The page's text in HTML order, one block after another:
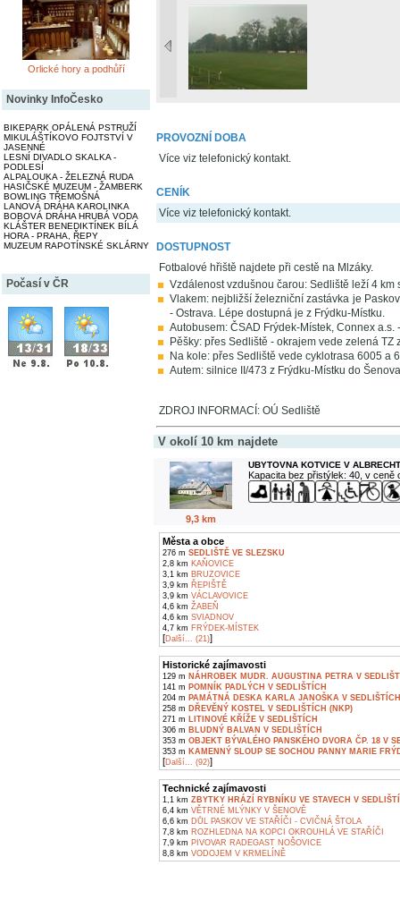
Orlické hory a podhůří
Novinky InfoČesko
BIKEPARK OPÁLENÁ PSTRUŽÍ
MIKULÁŠTÍKOVO FOJTSTVÍ V
JASENNÉ
LESNÍ DIVADLO SKALKA -
PODLESÍ
ALPALOUKA - ŽELEZNÁ RUDA
HASIČSKÉ MUZEUM - ŽAMBERK
BOWLING TŘEMOŠNÁ
LANOVÁ DRÁHA KAROLINKA
BOBOVÁ DRÁHA HRUBÁ VODA
KLÁŠTER BENEDIKTÍNEK BÍLÁ
HORA - PRAHA, ŘEPY
MUZEUM RAPOTÍNSKÉ SKLÁRNY
Počasí v ČR
PROVOZNÍ DOBA
Více viz telefonický kontakt.
CENÍK
Více viz telefonický kontakt.
DOSTUPNOST
Fotbalové hřiště najdete při cestě na Mlzáky.
Vzdálenost vzdušnou čarou: Sedliště leží 4 km
Vlakem: nejbližší železniční zastávka je
- Ostrava. Lépe dostupná je z Frýdku-Místku.
Autobusem: ČSAD Frýdek-Místek, Connex a.s.
Pěšky: přes Sedliště - okrajem vede zelená TZ
Na kole: přes Sedliště vede cyklotrasa 6005 a
Autem: silnice II/473 z Frýdku-Místku do
ZDROJ INFORMACÍ: OÚ Sedliště
V okolí 10 km najdete
9,3 km
UBYTOVNA KOTVICE V
Kapacita bez přistýlek: 40, v ceně
Města a obce
276 m SEDLIŠTĚ VE SLEZSKU
2,8 km KAŇOVICE
3,1 km BRUZOVICE
3,9 km ŘEPIŠTĚ
3,9 km VÁCLAVOVICE
4,6 km ŽABEŇ
4,6 km SVIADNOV
4,7 km FRÝDEK-MÍSTEK
[Další... (21)]
Historické zajímavosti
129 m NÁHROBEK MUDR. AUGUSTINA PETRA V
141 m POMNÍK PADLÝCH V SEDLIŠTÍCH
204 m PAMÁTNÁ DESKA KARLA JANOŠKA V SEDLIŠTÍCH
258 m DŘEVĚNÝ KOSTEL V SEDLIŠTÍCH (NKP)
271 m LITINOVÉ KŘÍŽE V SEDLIŠTÍCH
306 m BLUDNÝ BALVAN V SEDLIŠTÍCH
353 m OBJEKT BÝVALÉHO PANSKÉHO DVORA ČP. 18 V
353 m KAMENNÝ SLOUP SE SOCHOU PANNY MARIE
[Další... (92)]
Technické zajímavosti
1,1 km ZBYTKY HRÁZÍ RYBNÍKU VE STAVECH V
6,4 km VĚTRNÉ MLÝNKY V ŠENOVĚ
6,6 km DŮL PASKOV VE STAŘÍČI - CVIČNÁ ŠTOLA
7,8 km ROZHLEDNA NA KOPCI OKROUHLÁ VE STAŘÍČI
7,9 km PIVOVAR RADEGAST NOŠOVICE
8,8 km VODOJEM V KRMELÍNĚ